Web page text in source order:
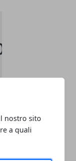
nostro sito
a quali